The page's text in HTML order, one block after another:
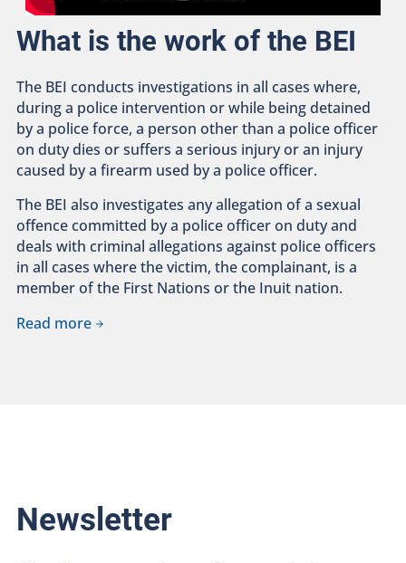
What is the work of the BEI
The BEI conducts investigations in all cases where,
during a police intervention or while being detained
by a police force, a person other than a police officer
on duty dies or suffers a serious injury or an injury
caused by a firearm used by a police officer.
The BEI also investigates any allegation of a sexual
offence committed by a police officer on duty and
deals with criminal allegations against police officers
in all cases where the victim, the complainant, is a
member of the First Nations or the Inuit nation.
Read more
Newsletter